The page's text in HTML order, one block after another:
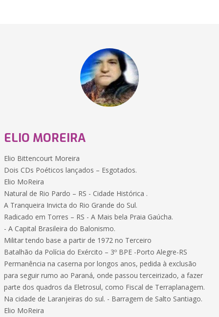
ELIO MOREIRA
Elio Bittencourt Moreira
Dois CDs Poéticos lançados – Esgotados.
Elio MoReira
Natural de Rio Pardo – RS - Cidade Histórica .
A Tranqueira Invicta do Rio Grande do Sul.
Radicado em Torres – RS - A Mais bela Praia Gaúcha.
- A Capital Brasileira do Balonismo.
Militar tendo base a partir de 1972 no Terceiro
Batalhão da Polícia do Exército – 3º BPE -Porto Alegre-RS
Permanência na caserna por longos anos, pedida à exclusão
para seguir rumo ao Paraná, onde passou terceirizado, a fazer
parte dos quadros da Eletrosul, como Fiscal de Terraplanagem.
Na cidade de Laranjeiras do sul. - Barragem de Salto Santiago.
Elio MoReira